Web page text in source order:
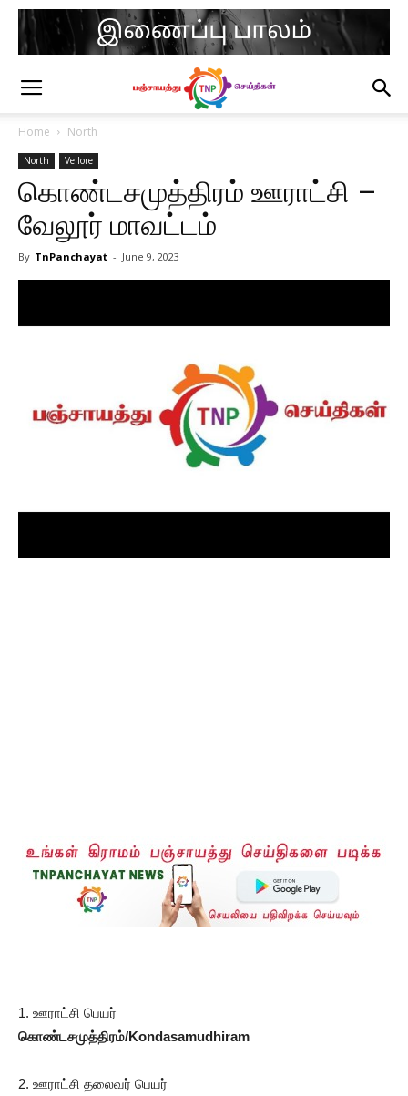
Home North
North Vellore
கொண்டசமுத்திரம் ஊராட்சி –
வேலூர் மாவட்டம்
By TnPanchayat - June 9, 2023
1. ஊராட்சி பெயர்
கொண்டசமுத்திரம்/Kondasamudhiram
2. ஊராட்சி தலைவர் பெயர்